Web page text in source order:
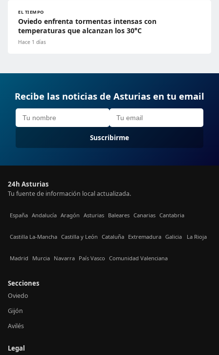
EL TIEMPO
Oviedo enfrenta tormentas intensas con
temperaturas que alcanzan los 30°C
Hace 1 días
Recibe las noticias de Asturias en tu email
Suscribirme
24h Asturias
Tu fuente de información local actualizada.
España Andalucía Aragón Asturias Baleares Canarias Cantabria
Castilla La-Mancha Castilla y León Cataluña Extremadura Galicia La Rioja
Madrid Murcia Navarra País Vasco Comunidad Valenciana
Secciones
Oviedo
Gijón
Avilés
Legal